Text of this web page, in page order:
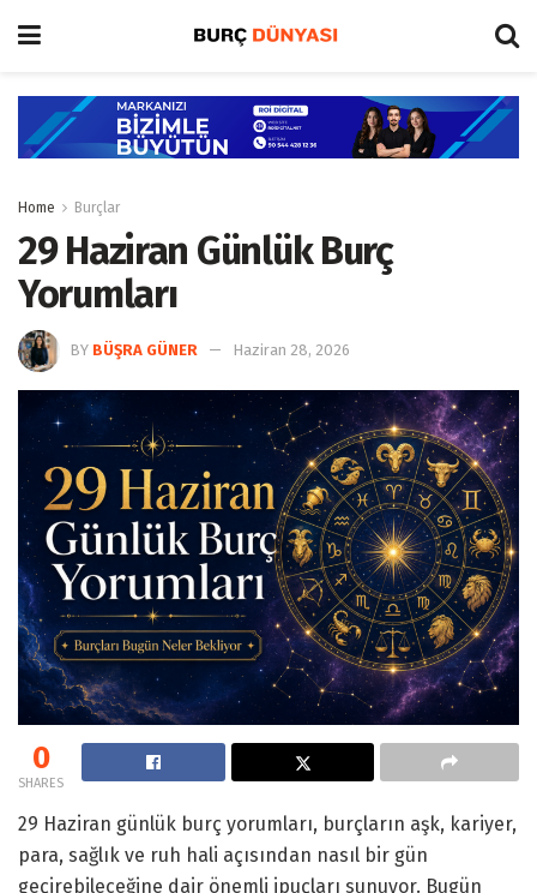
Home Burçlar
29 Haziran Günlük Burç
Yorumları
BY BÜŞRA GÜNER Haziran 28, 2026
0
SHARES
29 Haziran günlük burç yorumları, burçların aşk, kariyer,
para, sağlık ve ruh hali açısından nasıl bir gün
geçirebileceğine dair önemli ipuçları sunuyor. Bugün